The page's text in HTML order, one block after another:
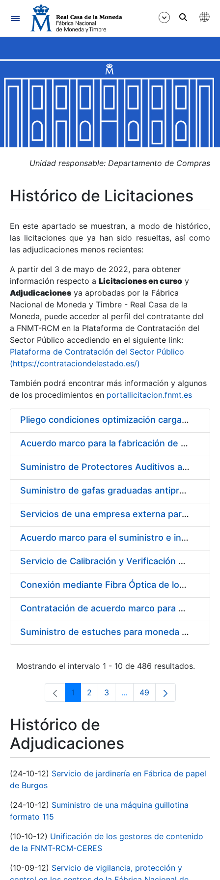
Navegación
Mostrar/Ocultar
Mostrar/Ocultar
Mostrar/Ocultar
Mostrar/Ocultar
Mostrar/Ocultar
Mostrar/Ocultar
Unidad responsable: Departamento de Compras
Histórico de Licitaciones
En este apartado se muestran, a modo de histórico,
las licitaciones que ya han sido resueltas, así como
las adjudicaciones menos recientes:
A partir del 3 de mayo de 2022, para obtener
información respecto a Licitaciones en curso y
Adjudicaciones ya aprobadas por la Fábrica
Nacional de Moneda y Timbre - Real Casa de la
Moneda, puede acceder al perfil del contratante del
a FNMT-RCM en la Plataforma de Contratación del
Sector Público accediendo en el siguiente link:
Plataforma de Contratación del Sector Público
(https://contrataciondelestado.es/)
También podrá encontrar más información y algunos
de los procedimientos en portallicitacion.fnmt.es
Pliego condiciones optimización cargas compras firmado
Acuerdo marco para la fabricación de piezas
Suministro de Protectores Auditivos a medida para las personas trabajadoras de los Centros de Trabajo de Madrid y Burgos
Suministro de gafas graduadas antiproyecciones para los trabajadores de la FNMT-RCM en los centros de trabajo de Madrid y Burgos
Servicios de una empresa externa para el asesoramiento y resolución de los recursos de alzada que se presentan relacionados con procesos de selección para la FNMT-RCM
Acuerdo marco para el suministro e instalación de persianas, estores y otros complementos
Servicio de Calibración y Verificación Externa de los Equipos de Medición del Servicio de Prevención de la FNMT-RCM
Conexión mediante Fibra Óptica de los Centros de Proceso de Datos (CPDs) de las sedes de la FNMT-RCM de Burgos y Madrid
Contratación de acuerdo marco para el Suministro de Material de Electricidad para la Fábrica Nacional de Moneda y Timbre-Real Casa de la Moneda en su centro de trabajo de Burgos
Suministro de estuches para moneda de 30 €
Mostrando el intervalo 1 - 10 de 486 resultados.
Página
1 Página
2 Página
3 ...Páginas intermedias Use
Página
49
Histórico de
Adjudicaciones
(24-10-12) Servicio de jardinería en Fábrica de papel
de Burgos
(24-10-12) Suministro de una máquina guillotina
formato 115
(10-10-12) Unificación de los gestores de contenido
de la FNMT-RCM-CERES
(10-09-12) Servicio de vigilancia, protección y